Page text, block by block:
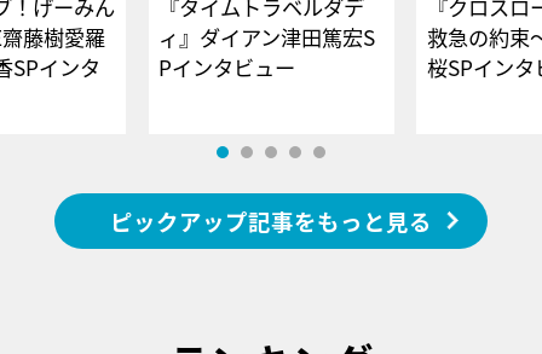
！げーみん
藤樹愛羅
SPインタ
『タイムトラベルダデ
ィ』ダイアン津田篤宏S
Pインタビュー
『クロス
救急の約束
桜SPイ
ピックアップ記事をもっと見る